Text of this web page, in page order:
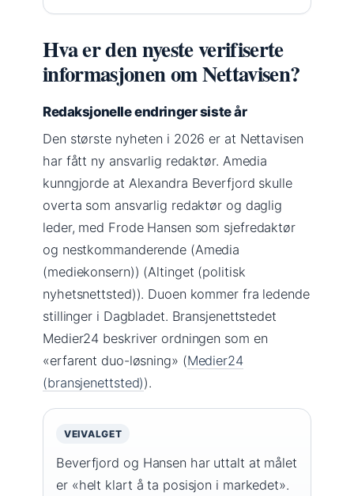
Hva er den nyeste verifiserte
informasjonen om Nettavisen?
Redaksjonelle endringer siste år
Den største nyheten i 2026 er at Nettavisen
har fått ny ansvarlig redaktør. Amedia
kunngjorde at Alexandra Beverfjord skulle
overta som ansvarlig redaktør og daglig
leder, med Frode Hansen som sjefredaktør
og nestkommanderende (Amedia
(mediekonsern)) (Altinget (politisk
nyhetsnettsted)). Duoen kommer fra ledende
stillinger i Dagbladet. Bransjenettstedet
Medier24 beskriver ordningen som en
«erfarent duo-løsning» (Medier24
(bransjenettsted)).
VEIVALGET
Beverfjord og Hansen har uttalt at målet
er «helt klart å ta posisjon i markedet».